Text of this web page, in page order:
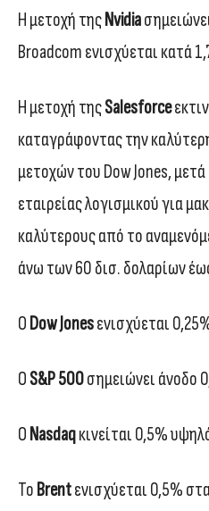
Η μετοχή τηςNvidia
Broadcom ενισχύεται κατά
Η μετοχή τηςSalesforce
καταγράφοντας την
μετοχών του Dow Jones,
εταιρείας λογισμικού για
καλύτερους από το
άνω των 60 δισ. δολαρίων
Ο Dow Jonesενισχύεται
Ο S&P 500σημειώνει άνοδο
Ο Nasdaqκινείται 0,5%
Το Brentενισχύεται 0,5%